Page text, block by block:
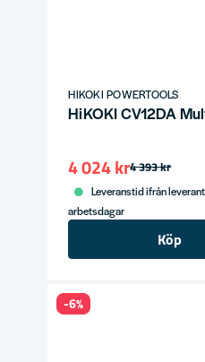
HIKOKI POWERTOOLS
HiKOKI CV12DA
4 393 kr
4 024 kr
Leveranstid ifrån
arbetsdagar
Köp
-6%